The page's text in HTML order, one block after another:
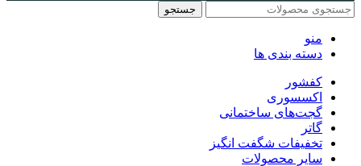
جستجو
منو
دسته بندی ها
کفشور
اکسسوری
گجت‌های ساختمانی
گاتر
تخفیفات شگفت انگیز
سایر محصولات